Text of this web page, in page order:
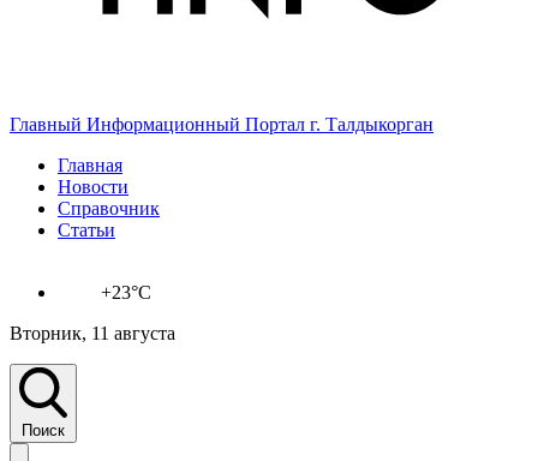
Главный Информационный Портал г. Талдыкорган
Главная
Новости
Справочник
Статьи
+23°C
Вторник, 11 августа
Поиск